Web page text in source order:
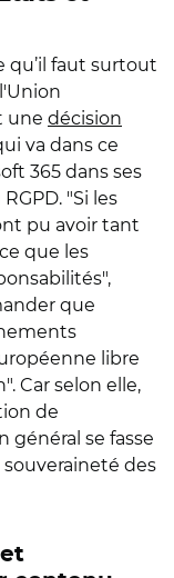
qu’il faut surtout
une décision
va dans ce
365 dans ses
"Si les
pu avoir tant
que les
que
libre
. Car selon elle,
de
général se fasse
des